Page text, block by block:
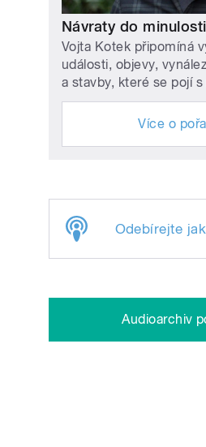
Návraty do minulosti
Vojta Kotek připomíná
události, objevy,
a stavby, které se pojí
Více o
Odebírejte
Audioarchiv